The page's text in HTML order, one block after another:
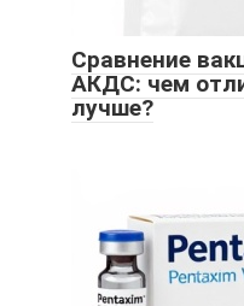
Сравнение
АКДС: чем
лучше?